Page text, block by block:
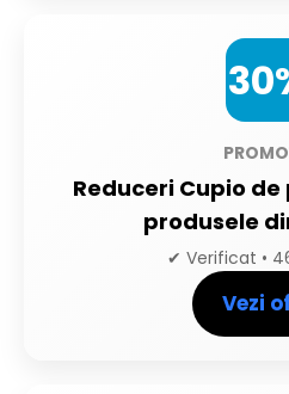
Reduceri Cupio
produsele
✔ Verificat •
Vezi